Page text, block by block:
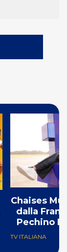
Chaises
dalla
Pechino
TV ITALIANA